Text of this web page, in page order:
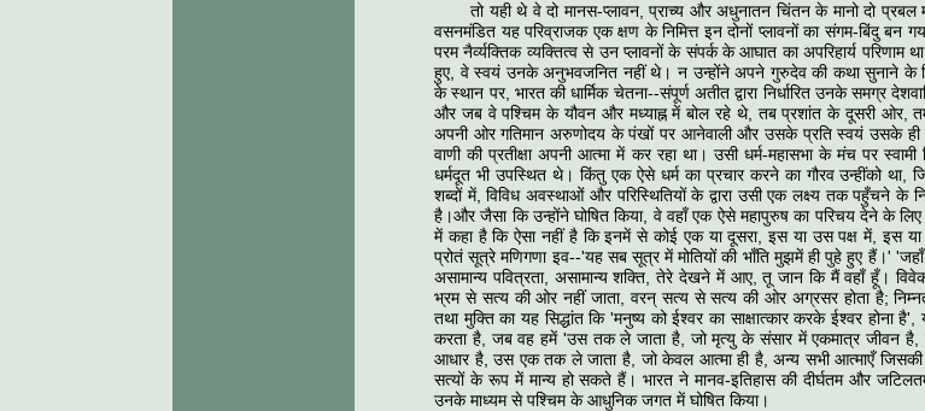
तो यही थे वे दो मानस-प्लावन, प्राच्य और अधुनातन चिंतन के मानो दो प्रबल
वसनमंडित यह परिव्राजक एक क्षण के निमित्त इन दोनों प्लावनों का संगम-बिंदु बन
परम नैर्व्यक्तिक व्यक्तित्व से उन प्लावनों के संपर्क के आघात का अपरिहार्य परिणाम
हुए, वे स्वयं उनके अनुभवजनित नहीं थे। न उन्होंने अपने गुरुदेव की कथा सुनाने के
के स्थान पर, भारत की धार्मिक चेतना--संपूर्ण अतीत द्वारा निर्धारित उनके समग्र
और जब वे पश्चिम के यौवन और मध्याह्न में बोल रहे थे, तब प्रशांत के दूसरी ओर,
अपनी ओर गतिमान अरुणोदय के पंखों पर आनेवाली और उसके प्रति स्वयं उसके ही
वाणी की प्रतीक्षा अपनी आत्मा में कर रहा था। उसी धर्म-महासभा के मंच पर
धर्मदूत भी उपस्थित थे। किंतु एक ऐसे धर्म का प्रचार करने का गौरव उन्हींको
शब्दों में, विविध अवस्थाओं और परिस्थितियों के द्वारा उसी एक लक्ष्य तक पहुँचने के
है।और जैसा कि उन्होंने घोषित किया, वे वहाँ एक ऐसे महापुरुष का परिचय देने के
में कहा है कि ऐसा नहीं है कि इनमें से कोई एक या दूसरा, इस या उस पक्ष में, इस
प्रोतं सूत्रे मणिगणा इव--'यह सब सूत्र में मोतियों की भाँति मुझमें ही पुहे हुए हैं।'
असामान्य पवित्रता, असामान्य शक्ति, तेरे देखने में आए, तू जान कि मैं वहाँ हूँ।
भ्रम से सत्य की ओर नहीं जाता, वरन् सत्य से सत्य की ओर अग्रसर होता है;
तथा मुक्ति का यह सिद्धांत कि 'मनुष्य को ईश्वर का साक्षात्कार करके ईश्वर होना
करता है, जब वह हमें 'उस तक ले जाता है, जो मृत्यु के संसार में एकमात्र जीवन है,
आधार है, उस एक तक ले जाता है, जो केवल आत्मा ही है, अन्य सभी आत्माएँ जिसकी
सत्यों के रूप में मान्य हो सकते हैं। भारत ने मानव-इतिहास की दीर्घतम और
उनके माध्यम से पश्चिम के आधुनिक जगत में घोषित किया।